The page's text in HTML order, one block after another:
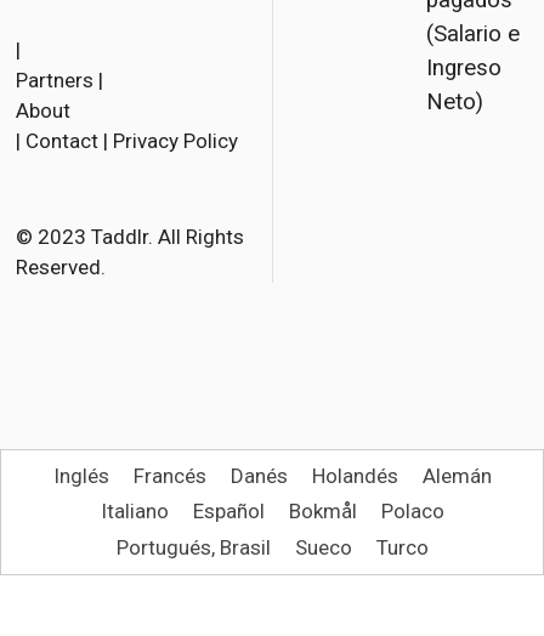
c
o
k
r
l
|
Partners |
About
| Contact | Privacy Policy
© 2023 Taddlr. All Rights
Reserved.
(Salario e
Ingreso
Neto)
Inglés Francés Danés Holandés
Alemán
Italiano
Español Bokmål
Polaco
Portugués, Brasil
Sueco Turco